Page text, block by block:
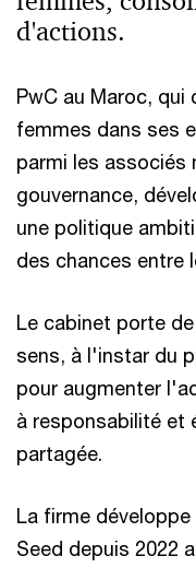
d'actions.
PwC au Maroc,
femmes dans ses
parmi les associés
gouvernance,
une politique
des chances entre
Le cabinet porte
sens, à l'instar du
pour augmenter
à responsabilité et
partagée.
La firme
Seed depuis 2022